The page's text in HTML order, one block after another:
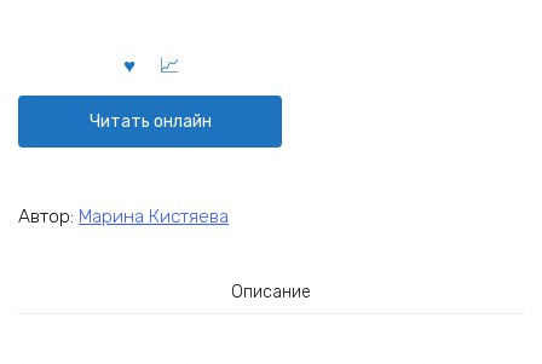
Читать онлайн
Автор: Марина Кистяева
Описание